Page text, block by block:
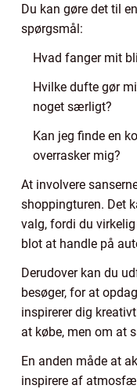
Du kan gøre det til
spørgsmål:
Hvad fanger mit
Hvilke dufte gør
noget særligt?
Kan jeg finde en
overrasker mig?
At involvere
shoppingturen. Det
valg, fordi du
blot at handle på
Derudover kan du
besøger, for at
inspirerer dig
at købe, men om at
En anden måde at
inspirere af